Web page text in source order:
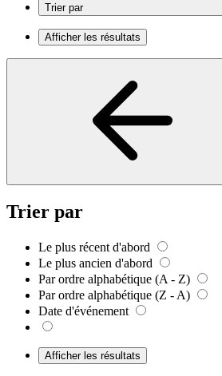
Trier par
Afficher les résultats
Trier par
Le plus récent d'abord
Le plus ancien d'abord
Par ordre alphabétique (A - Z)
Par ordre alphabétique (Z - A)
Date d'événement
Afficher les résultats